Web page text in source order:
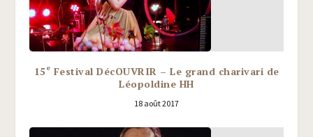
15e Festival DécOUVRIR – Le grand charivari de
Léopoldine HH
18 août 2017